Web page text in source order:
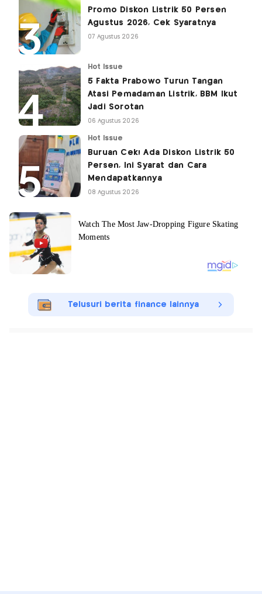
Promo Diskon Listrik 50 Persen
Agustus 2026, Cek Syaratnya
07 Agustus 2026
Hot Issue
5 Fakta Prabowo Turun Tangan
Atasi Pemadaman Listrik, BBM Ikut
Jadi Sorotan
06 Agustus 2026
Hot Issue
Buruan Cek! Ada Diskon Listrik 50
Persen, Ini Syarat dan Cara
Mendapatkannya
08 Agustus 2026
Telusuri berita finance lainnya